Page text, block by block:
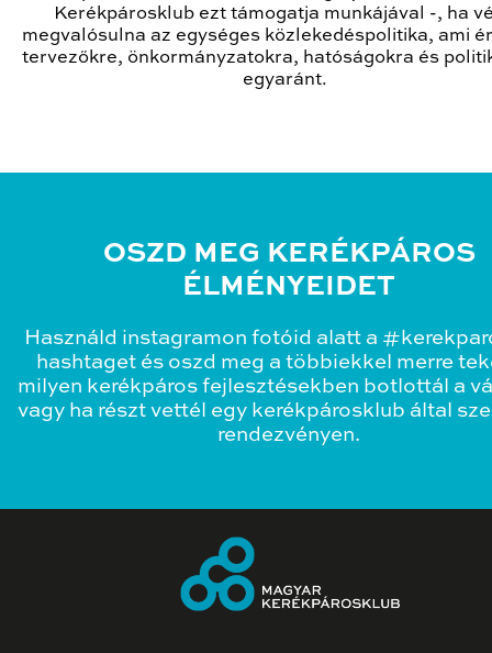
Kerékpárosklub ezt támogatja munkájával -, ha
megvalósulna az egységes közlekedéspolitika, ami
tervezőkre, önkormányzatokra, hatóságokra és
egyaránt.
OSZD MEG KERÉKPÁROS
ÉLMÉNYEIDET
Használd instagramon fotóid alatt a
hashtaget és oszd meg a többiekkel merre
milyen kerékpáros fejlesztésekben botlottál a
vagy ha részt vettél egy kerékpárosklub által
rendezvényen.